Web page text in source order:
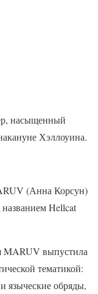
насыщенный
Хэллоуина.
(Анна Корсун)
Hellcat
MARUV выпустила
тематикой:
языческие обряды,